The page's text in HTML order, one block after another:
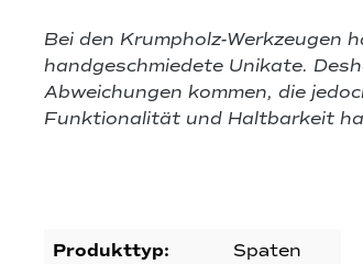
Bei den Krumpholz-Werkzeugen
handgeschmiedete Unikate.
Abweichungen kommen, die
Funktionalität und Haltbarkeit
Produkttyp: Spaten